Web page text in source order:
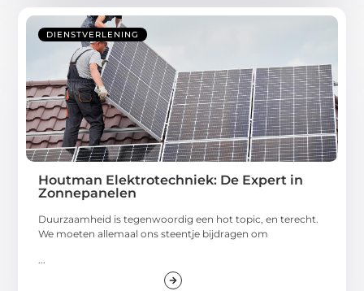
DIENSTVERLENING
Houtman Elektrotechniek: De Expert in
Zonnepanelen
Duurzaamheid is tegenwoordig een hot topic, en terecht.
We moeten allemaal ons steentje bijdragen om